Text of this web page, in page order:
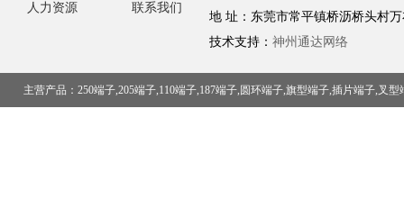
人力资源 联系我们
地 址：东莞市常平镇桥沥桥头村
技术支持： 神州通达网络
主营产品：250端子,205端子,110端子,187端子,圆环端子,旗型端子,插片端子,